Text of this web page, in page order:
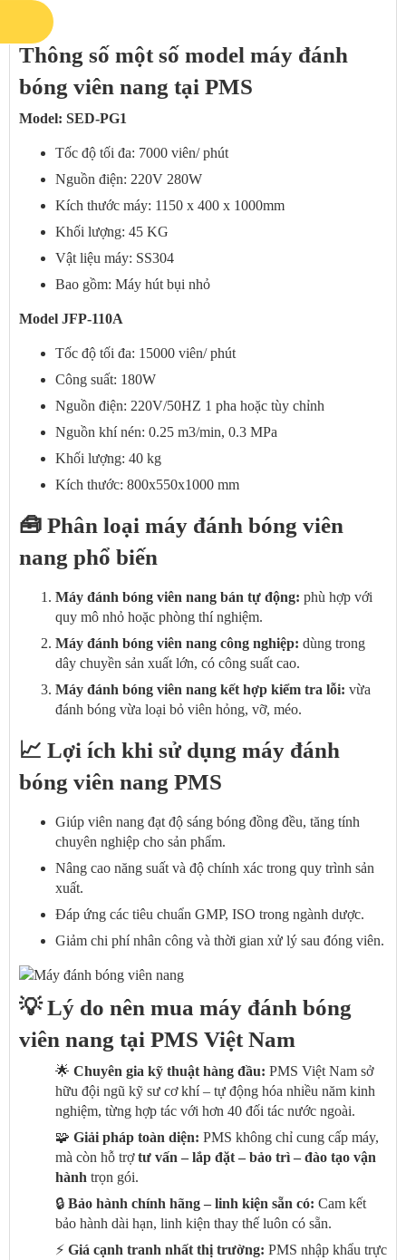
Thông số một số model máy đánh
bóng viên nang tại PMS
Model: SED-PG1
Tốc độ tối đa: 7000 viên/ phút
Nguồn điện: 220V 280W
Kích thước máy: 1150 x 400 x 1000mm
Khối lượng: 45 KG
Vật liệu máy: SS304
Bao gồm: Máy hút bụi nhỏ
Model JFP-110A
Tốc độ tối đa: 15000 viên/ phút
Công suất: 180W
Nguồn điện: 220V/50HZ 1 pha hoặc tùy chỉnh
Nguồn khí nén: 0.25 m3/min, 0.3 MPa
Khối lượng: 40 kg
Kích thước: 800x550x1000 mm
🧰 Phân loại máy đánh bóng viên
nang phổ biến
Máy đánh bóng viên nang bán tự động: phù hợp với
quy mô nhỏ hoặc phòng thí nghiệm.
Máy đánh bóng viên nang công nghiệp: dùng trong
dây chuyền sản xuất lớn, có công suất cao.
Máy đánh bóng viên nang kết hợp kiểm tra lỗi: vừa
đánh bóng vừa loại bỏ viên hỏng, vỡ, méo.
📈 Lợi ích khi sử dụng máy đánh
bóng viên nang PMS
Giúp viên nang đạt độ sáng bóng đồng đều, tăng tính
chuyên nghiệp cho sản phẩm.
Nâng cao năng suất và độ chính xác trong quy trình sản
xuất.
Đáp ứng các tiêu chuẩn GMP, ISO trong ngành dược.
Giảm chi phí nhân công và thời gian xử lý sau đóng viên.
💡 Lý do nên mua máy đánh bóng
viên nang tại PMS Việt Nam
🌟 Chuyên gia kỹ thuật hàng đầu: PMS Việt Nam sở
hữu đội ngũ kỹ sư cơ khí – tự động hóa nhiều năm kinh
nghiệm, từng hợp tác với hơn 40 đối tác nước ngoài.
🧩 Giải pháp toàn diện: PMS không chỉ cung cấp máy,
mà còn hỗ trợtư vấn – lắp đặt – bảo trì – đào tạo vận
hành trọn gói.
🔒 Bảo hành chính hãng – linh kiện sẵn có: Cam kết
bảo hành dài hạn, linh kiện thay thế luôn có sẵn.
⚡ Giá cạnh tranh nhất thị trường: PMS nhập khẩu trực